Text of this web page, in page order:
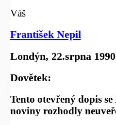
Váš
František Nepil
Londýn, 22.srpna 1990
Dovětek:
Tento otevřený dopis
noviny rozhodly